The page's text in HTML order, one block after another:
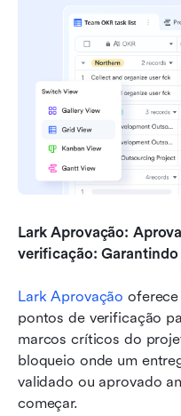
Lark Aprovação:
verificação:
Lark Aprovação
pontos de verificação
marcos críticos do
bloqueio onde um
validado ou aprovado
começar.